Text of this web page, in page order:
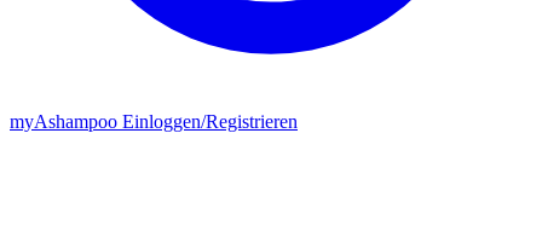
myAshampoo Einloggen/Registrieren